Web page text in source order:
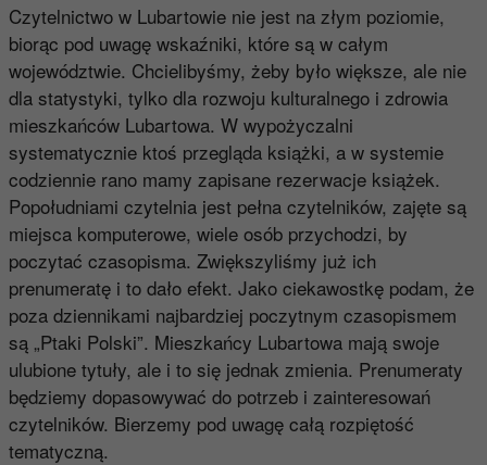
Czytelnictwo w Lubartowie nie jest na złym poziomie,
biorąc pod uwagę wskaźniki, które są w całym
województwie. Chcielibyśmy, żeby było większe, ale nie
dla statystyki, tylko dla rozwoju kulturalnego i zdrowia
mieszkańców Lubartowa. W wypożyczalni
systematycznie ktoś przegląda książki, a w systemie
codziennie rano mamy zapisane rezerwacje książek.
Popołudniami czytelnia jest pełna czytelników, zajęte są
miejsca komputerowe, wiele osób przychodzi, by
poczytać czasopisma. Zwiększyliśmy już ich
prenumeratę i to dało efekt. Jako ciekawostkę podam, że
poza dziennikami najbardziej poczytnym czasopismem
są „Ptaki Polski”. Mieszkańcy Lubartowa mają swoje
ulubione tytuły, ale i to się jednak zmienia. Prenumeraty
będziemy dopasowywać do potrzeb i zainteresowań
czytelników. Bierzemy pod uwagę całą rozpiętość
tematyczną.